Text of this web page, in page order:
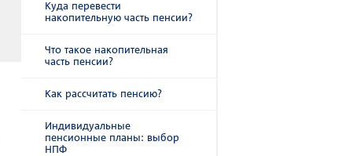
Куда перевести
накопительную часть пенсии?
Что такое накопительная
часть пенсии?
Как рассчитать пенсию?
Индивидуальные
пенсионные планы: выбор
НПФ